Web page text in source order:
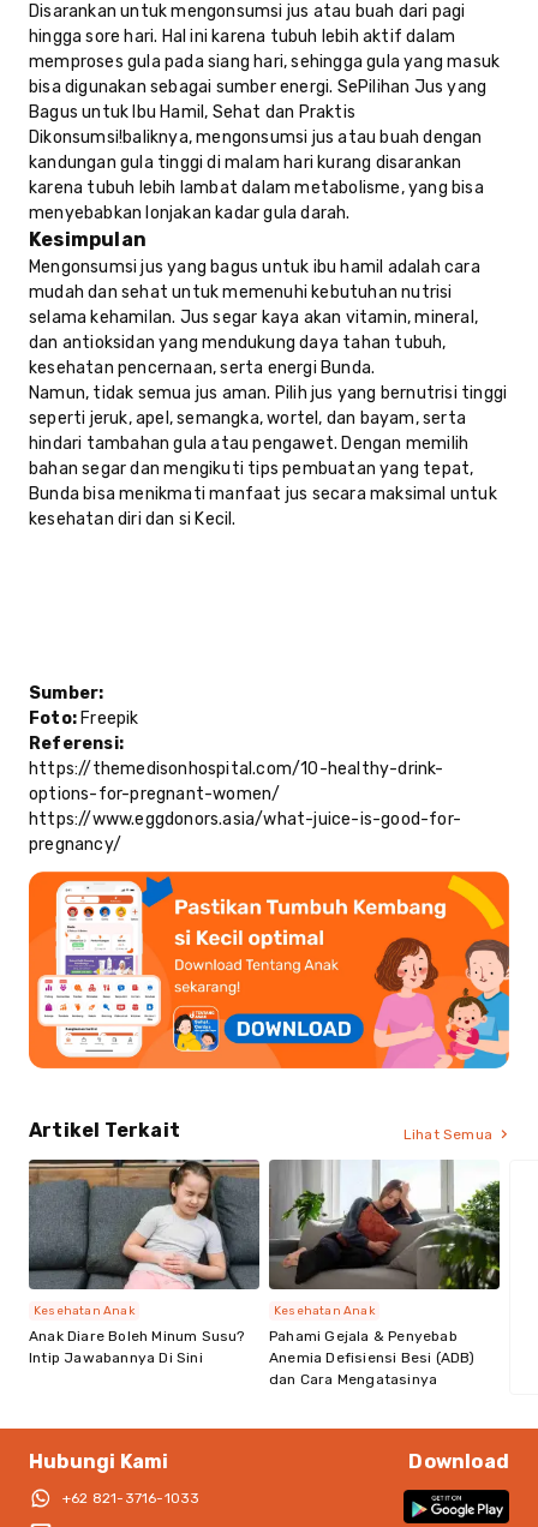
Disarankan untuk mengonsumsi jus atau buah dari pagi
hingga sore hari. Hal ini karena tubuh lebih aktif dalam
memproses gula pada siang hari, sehingga gula yang masuk
bisa digunakan sebagai sumber energi. SePilihan Jus yang
Bagus untuk Ibu Hamil, Sehat dan Praktis
Dikonsumsi!baliknya, mengonsumsi jus atau buah dengan
kandungan gula tinggi di malam hari kurang disarankan
karena tubuh lebih lambat dalam metabolisme, yang bisa
menyebabkan lonjakan kadar gula darah.
Kesimpulan
Mengonsumsi jus yang bagus untuk ibu hamil adalah cara
mudah dan sehat untuk memenuhi kebutuhan nutrisi
selama kehamilan. Jus segar kaya akan vitamin, mineral,
dan antioksidan yang mendukung daya tahan tubuh,
kesehatan pencernaan, serta energi Bunda.
Namun, tidak semua jus aman. Pilih jus yang bernutrisi tinggi
seperti jeruk, apel, semangka, wortel, dan bayam, serta
hindari tambahan gula atau pengawet. Dengan memilih
bahan segar dan mengikuti tips pembuatan yang tepat,
Bunda bisa menikmati manfaat jus secara maksimal untuk
kesehatan diri dan si Kecil.
Sumber:
Foto: Freepik
Referensi:
https://themedisonhospital.com/10-healthy-drink-
options-for-pregnant-women/
https://www.eggdonors.asia/what-juice-is-good-for-
pregnancy/
Artikel Terkait Lihat Semua
Anak Diare Boleh Minum Susu?
Intip Jawabannya Di Sini
Kesehatan Anak
Pahami Gejala & Penyebab
Anemia Defisiensi Besi (ADB)
dan Cara Mengatasinya
Kesehatan Anak
Hubungi Kami
+62 821-3716-1033
Download